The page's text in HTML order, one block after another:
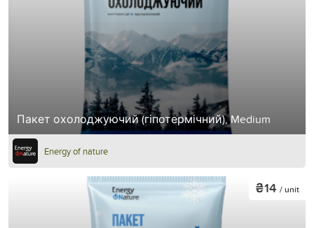
Пакет охолоджуючий (гіпотермічний), Medium
Energy of nature
₴14 / unit